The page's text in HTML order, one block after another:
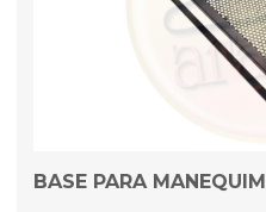
BASE PARA MANEQUIM